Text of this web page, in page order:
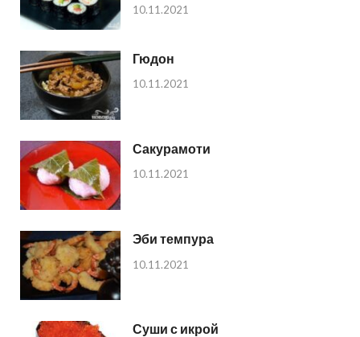
10.11.2021
Гюдон
10.11.2021
Сакурамоти
10.11.2021
Эби темпура
10.11.2021
Суши с икрой